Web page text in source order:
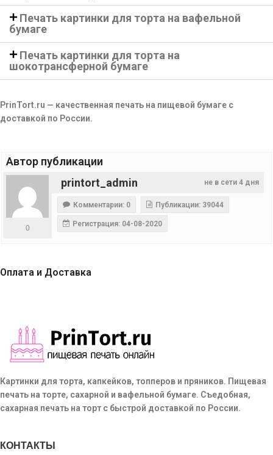
Печать картинки для торта на вафельной
бумаге
Печать картинки для торта на
шокотрансферной бумаге
PrinTort.ru — качественная печать на пищевой бумаге с
доставкой по России.
Автор публикации
не в сети 4 дня
printort_admin
0
Комментарии: 0 Публикации: 39044
Регистрация: 04-08-2020
Оплата и Доставка
Картинки для торта, капкейков, топперов и пряников. Пищевая
печать на торте, сахарной и вафельной бумаге. Съедобная,
сахарная печать на торт с быстрой доставкой по России.
КОНТАКТЫ